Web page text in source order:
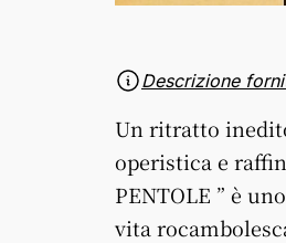
Descrizione
Un ritratto
operistica e
PENTOLE ” è
vita